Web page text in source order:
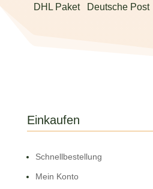
DHL Paket Deutsche Post
Einkaufen
Schnell­bestellung
Mein Konto